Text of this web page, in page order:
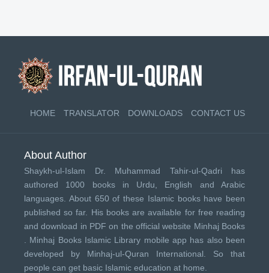
HOME TRANSLATOR DOWNLOADS CONTACT US
About Author
Shaykh-ul-Islam Dr. Muhammad Tahir-ul-Qadri has
authored 1000 books in Urdu, English and Arabic
languages. About 650 of these Islamic books have been
published so far. His books are available for free reading
and download in PDF on the official website Minhaj Books
Minhaj Books Islamic Library mobile app has also been
developed by Minhaj-ul-Quran International . So that
people can get basic Islamic education at home.